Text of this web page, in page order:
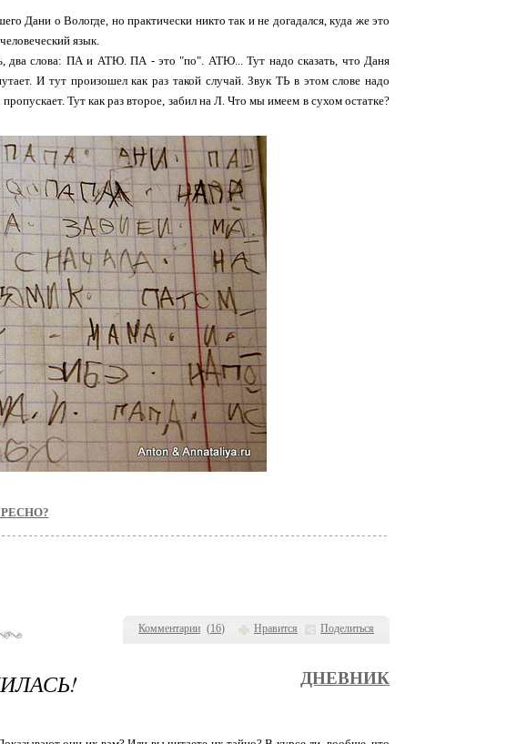
Комментарии (16) Нравится Поделиться
Дани о Вологде, но практически никто так и не догадался, куда же это
язык.
два слова: ПА и АТЮ. ПА - это "по". АТЮ... Тут надо сказать, что Даня
И тут произошел как раз такой случай. Звук ТЬ в этом слове надо
Тут как раз второе, забил на Л. Что мы имеем в сухом остатке?
ДНЕВНИК